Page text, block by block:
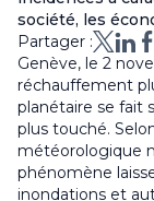
société, les
Partager :
Genève, le 2
réchauffement
planétaire se fait
plus touché.
météorologique
phénomène
inondations et